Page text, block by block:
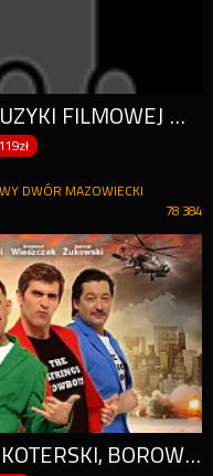
RECITAL FORTEPIANOWY MUZYKI FILMOWEJ W BLASKU TYSIĄCA ŚWIEC
119zł
DWÓR MAZOWIECKI
78 384
BRZEZIŃSKI, KOWALEWSKI, KOTERSKI, BOROWSKI, WIESZCZEK, ŻUKOWSKI